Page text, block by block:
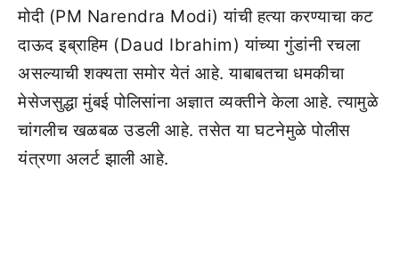
मोदी (PM Narendra Modi) यांची हत्या करण्याचा कट
दाऊद इब्राहिम (Daud Ibrahim) यांच्या गुंडांनी रचला
असल्याची शक्यता समोर येतं आहे. याबाबतचा धमकीचा
मेसेजसुद्धा मुंबई पोलिसांना अज्ञात व्यक्तीने केला आहे. त्यामुळे
चांगलीच खळबळ उडली आहे. तसेत या घटनेमुळे पोलीस
यंत्रणा अलर्ट झाली आहे.